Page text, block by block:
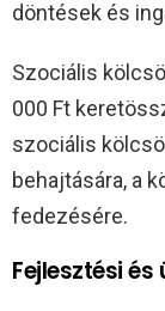
döntések és
Szociális
000 Ft
szociális
behajtására, a
fedezésére.
Fejlesztési